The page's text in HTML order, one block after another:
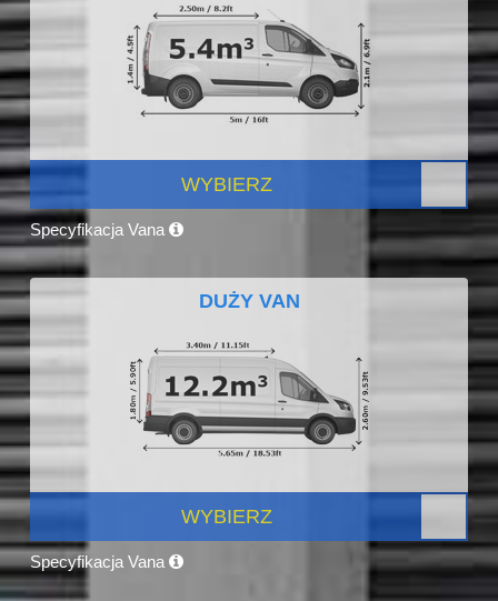
WYBIERZ
Specyfikacja Vana
DUŻY VAN
WYBIERZ
Specyfikacja Vana